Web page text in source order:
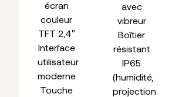
écran
couleur
TFT 2,4″
Interface
utilisateur
moderne
Touche
avec
vibreur
Boîtier
résistant
IP65
(humidité,
projection